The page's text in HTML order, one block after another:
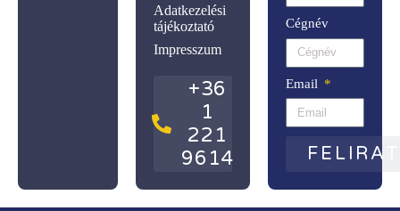
Cégnév
Email
Adatkezelési
tájékoztató
Impresszum
+36
1
221
9614